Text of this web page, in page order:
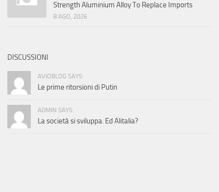
Strength Aluminium Alloy To Replace Imports
8 AGO, 2026
DISCUSSIONI
AVIOBLOG SAYS:
Le prime ritorsioni di Putin
ADMIN SAYS:
La società si sviluppa. Ed Alitalia?